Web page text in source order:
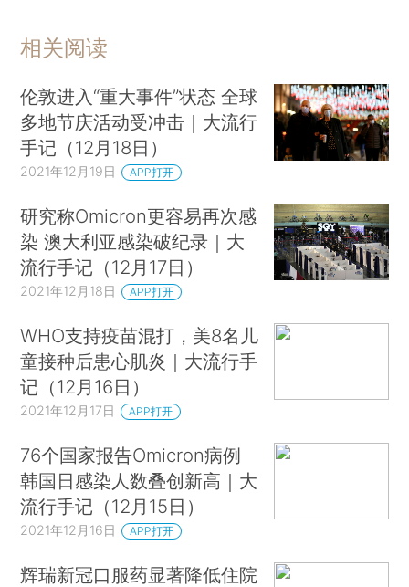
相关阅读
伦敦进入“重大事件”状态 全球
多地节庆活动受冲击｜大流行
手记（12月18日）
2021年12月19日 APP打开
研究称Omicron更容易再次感
染 澳大利亚感染破纪录｜大
流行手记（12月17日）
2021年12月18日 APP打开
WHO支持疫苗混打，美8名儿
童接种后患心肌炎｜大流行手
记（12月16日）
2021年12月17日 APP打开
76个国家报告Omicron病例
韩国日感染人数叠创新高｜大
流行手记（12月15日）
2021年12月16日 APP打开
辉瑞新冠口服药显著降低住院